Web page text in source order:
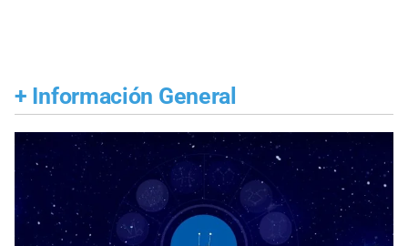
+ Información General